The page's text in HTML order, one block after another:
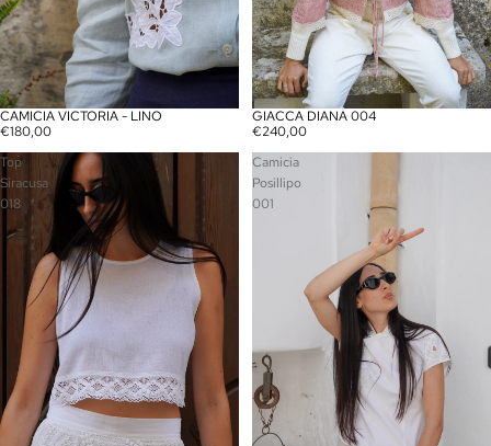
CAMICIA VICTORIA - LINO
€180,00
GIACCA DIANA 004
€240,00
Top
Siracusa
018
Camicia
Posillipo
001